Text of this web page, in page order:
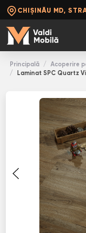
CHIȘINĂU MD,
Principală Acoperire
Laminat SPC Quartz